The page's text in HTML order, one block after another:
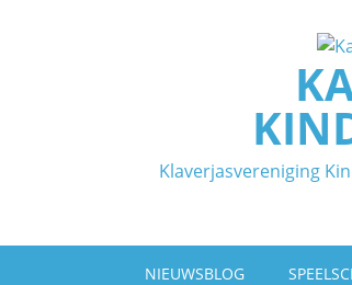
Klaverjasvereniging
NIEUWSBLOG